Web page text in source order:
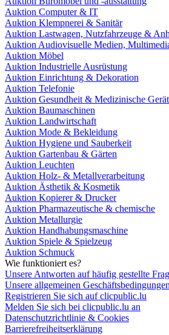
Auktion Computer & IT
Auktion Klempnerei & Sanitär
Auktion Lastwagen, Nutzfahrzeuge &
Auktion Audiovisuelle Medien,
Auktion Möbel
Auktion Industrielle Ausrüstung
Auktion Einrichtung & Dekoration
Auktion Telefonie
Auktion Gesundheit & Medizinische
Auktion Baumaschinen
Auktion Landwirtschaft
Auktion Mode & Bekleidung
Auktion Hygiene und Sauberkeit
Auktion Gartenbau & Gärten
Auktion Leuchten
Auktion Holz- & Metallverarbeitung
Auktion Ästhetik & Kosmetik
Auktion Kopierer & Drucker
Auktion Pharmazeutische & chemische
Auktion Metallurgie
Auktion Handhabungsmaschine
Auktion Spiele & Spielzeug
Auktion Schmuck
Wie funktioniert es?
Unsere Antworten auf häufig gestellte
Unsere allgemeinen Geschäftsbedingungen
Registrieren Sie sich auf clicpublic.lu
Melden Sie sich bei clicpublic.lu an
Datenschutzrichtlinie & Cookies
Barrierefreiheitserklärung